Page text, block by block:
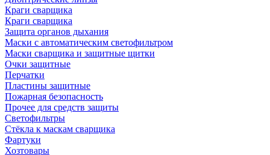
Краги сварщика
Краги сварщика
Защита органов дыхания
Маски с автоматическим светофильтром
Маски сварщика и защитные щитки
Очки защитные
Перчатки
Пластины защитные
Пожарная безопасность
Прочее для средств защиты
Светофильтры
Стёкла к маскам сварщика
Фартуки
Хозтовары